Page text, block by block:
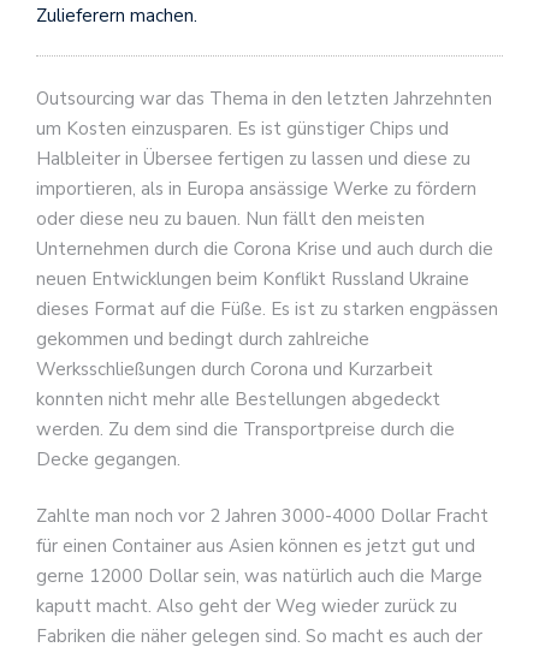
Zulieferern machen.
Outsourcing war das Thema in den letzten Jahrzehnten
um Kosten einzusparen. Es ist günstiger Chips und
Halbleiter in Übersee fertigen zu lassen und diese zu
importieren, als in Europa ansässige Werke zu fördern
oder diese neu zu bauen. Nun fällt den meisten
Unternehmen durch die Corona Krise und auch durch die
neuen Entwicklungen beim Konflikt Russland Ukraine
dieses Format auf die Füße. Es ist zu starken engpässen
gekommen und bedingt durch zahlreiche
Werksschließungen durch Corona und Kurzarbeit
konnten nicht mehr alle Bestellungen abgedeckt
werden. Zu dem sind die Transportpreise durch die
Decke gegangen.
Zahlte man noch vor 2 Jahren 3000-4000 Dollar Fracht
für einen Container aus Asien können es jetzt gut und
gerne 12000 Dollar sein, was natürlich auch die Marge
kaputt macht. Also geht der Weg wieder zurück zu
Fabriken die näher gelegen sind. So macht es auch der